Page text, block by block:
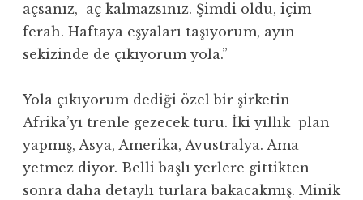
açsanız, aç kalmazsınız. Şimdi oldu, içim
ferah. Haftaya eşyaları taşıyorum, ayın
sekizinde de çıkıyorum yola.”
Yola çıkıyorum dediği özel bir şirketin
Afrika’yı trenle gezecek turu. İki yıllık plan
yapmış, Asya, Amerika, Avustralya. Ama
yetmez diyor. Belli başlı yerlere gittikten
sonra daha detaylı turlara bakacakmış. Minik